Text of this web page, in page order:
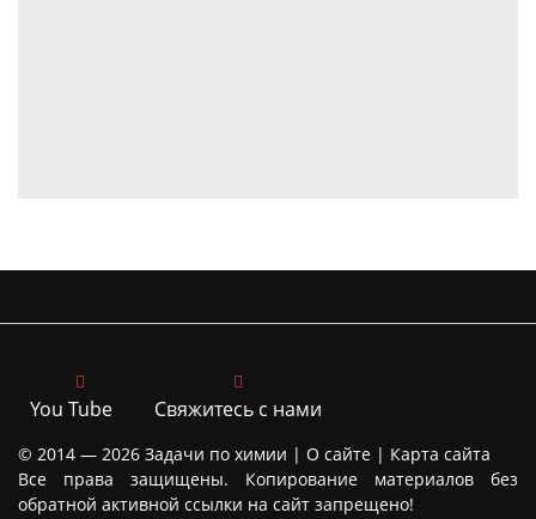
Свяжитесь с нами
You Tube
© 2014 — 2026 Задачи по химии | О сайте | Карта сайта
Все права защищены. Копирование материалов без
обратной активной ссылки на сайт запрещено!